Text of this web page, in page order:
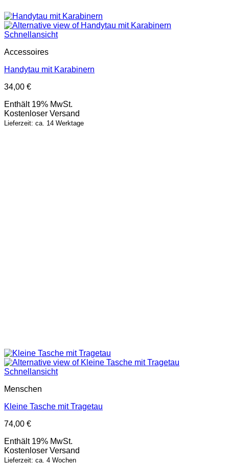
Schnellansicht
Accessoires
Handytau mit Karabinern
34,00 €
Enthält 19% MwSt.
Kostenloser Versand
Lieferzeit: ca. 14 Werktage
Schnellansicht
Menschen
Kleine Tasche mit Tragetau
74,00 €
Enthält 19% MwSt.
Kostenloser Versand
Lieferzeit: ca. 4 Wochen